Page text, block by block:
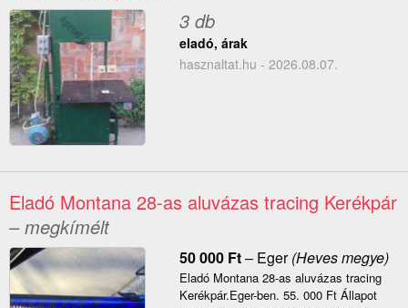
3 db
eladó, árak
hasznaltat.hu - 2026.08.07.
Eladó Montana 28-as aluvázas tracing Kerékpár
– megkímélt
50 000 Ft– Eger(Heves megye)
Eladó Montana 28-as aluvázas tracing
Kerékpár.Eger-ben. 55. 000 Ft Állapot